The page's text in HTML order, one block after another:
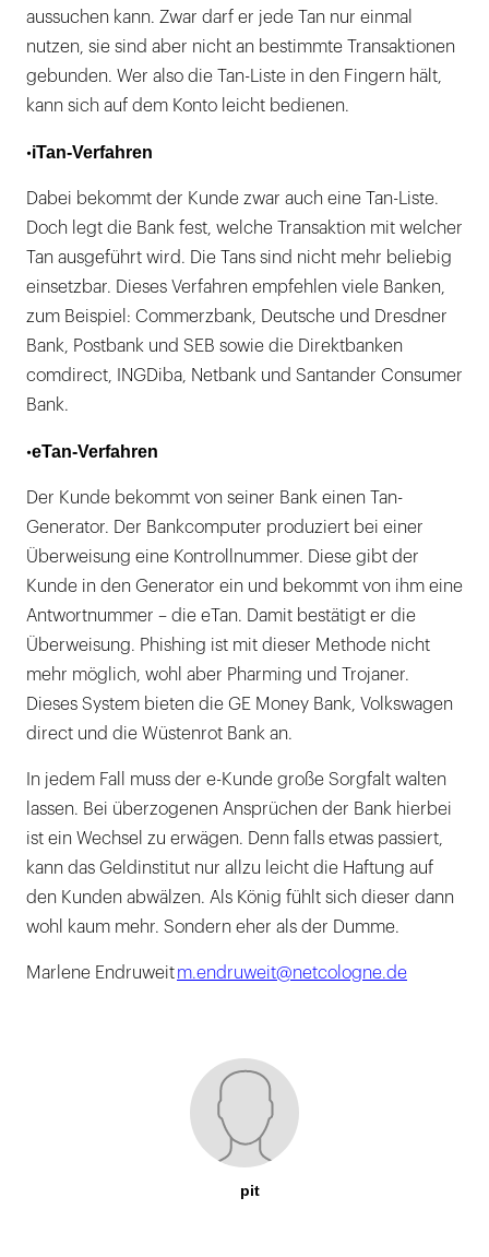
aussuchen kann. Zwar darf er jede Tan nur einmal
nutzen, sie sind aber nicht an bestimmte Transaktionen
gebunden. Wer also die Tan-Liste in den Fingern hält,
kann sich auf dem Konto leicht bedienen.
•iTan-Verfahren
Dabei bekommt der Kunde zwar auch eine Tan-Liste.
Doch legt die Bank fest, welche Transaktion mit welcher
Tan ausgeführt wird. Die Tans sind nicht mehr beliebig
einsetzbar. Dieses Verfahren empfehlen viele Banken,
zum Beispiel: Commerzbank, Deutsche und Dresdner
Bank, Postbank und SEB sowie die Direktbanken
comdirect, INGDiba, Netbank und Santander Consumer
Bank.
•eTan-Verfahren
Der Kunde bekommt von seiner Bank einen Tan-
Generator. Der Bankcomputer produziert bei einer
Überweisung eine Kontrollnummer. Diese gibt der
Kunde in den Generator ein und bekommt von ihm eine
Antwortnummer – die eTan. Damit bestätigt er die
Überweisung. Phishing ist mit dieser Methode nicht
mehr möglich, wohl aber Pharming und Trojaner.
Dieses System bieten die GE Money Bank, Volkswagen
direct und die Wüstenrot Bank an.
In jedem Fall muss der e-Kunde große Sorgfalt walten
lassen. Bei überzogenen Ansprüchen der Bank hierbei
ist ein Wechsel zu erwägen. Denn falls etwas passiert,
kann das Geldinstitut nur allzu leicht die Haftung auf
den Kunden abwälzen. Als König fühlt sich dieser dann
wohl kaum mehr. Sondern eher als der Dumme.
Marlene Endruweitm.endruweit@netcologne.de
pit